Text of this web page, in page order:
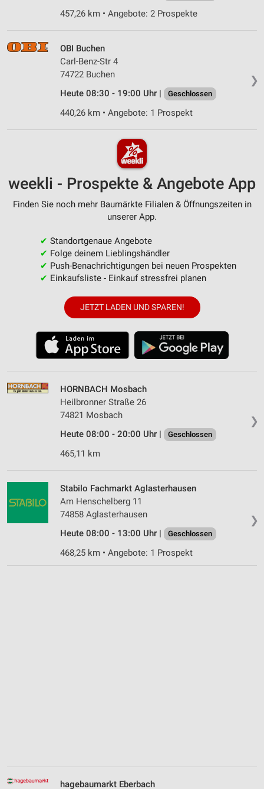
457,26 km • Angebote: 2 Prospekte
❯
OBI Buchen
Carl-Benz-Str 4
74722 Buchen
Heute 08:30 - 19:00 Uhr |
Geschlossen
440,26 km • Angebote: 1 Prospekt
weekli - Prospekte & Angebote App
Finden Sie noch mehr Baumärkte Filialen & Öffnungszeiten in
unserer App.
✔ Standortgenaue Angebote
✔ Folge deinem Lieblingshändler
✔ Push-Benachrichtigungen bei neuen Prospekten
✔ Einkaufsliste - Einkauf stressfrei planen
JETZT LADEN UND SPAREN!
❯
HORNBACH Mosbach
Heilbronner Straße 26
74821 Mosbach
Heute 08:00 - 20:00 Uhr |
Geschlossen
465,11 km
❯
Stabilo Fachmarkt Aglasterhausen
Am Henschelberg 11
74858 Aglasterhausen
Heute 08:00 - 13:00 Uhr |
Geschlossen
468,25 km • Angebote: 1 Prospekt
hagebaumarkt Eberbach